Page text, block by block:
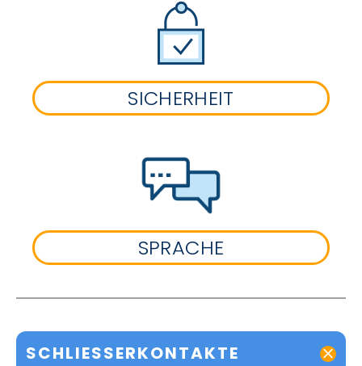
SICHERHEIT
SPRACHE
SCHLIESSERKONTAKTE